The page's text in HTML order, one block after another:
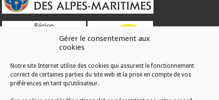
Gérer le consentement aux
cookies
Notre site Internet utilise des cookies qui assurent le fonctionnement
correct de certaines parties du site web et la prise en compte de vos
préférences en tant qu’utilisateur.
RÉALISATION